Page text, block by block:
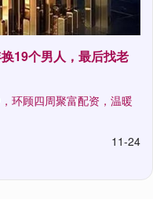
19个男人，最后找老
环顾四周聚富配资，温暖
11-24